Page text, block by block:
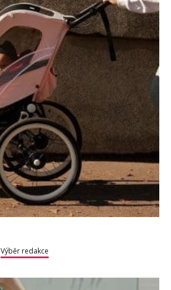
Výběr redakce